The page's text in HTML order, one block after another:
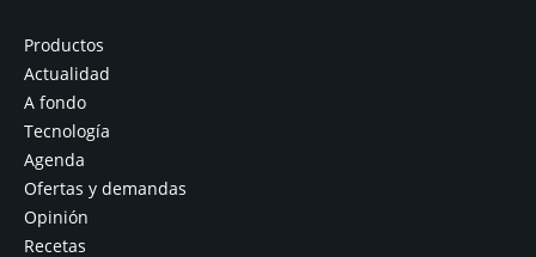
Productos
Actualidad
A fondo
Tecnología
Agenda
Ofertas y demandas
Opinión
Recetas